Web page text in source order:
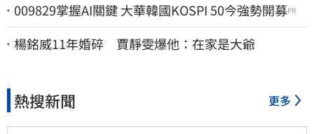
009829掌握AI關鍵 大華韓國KOSPI 50今強勢開募PR
楊銘威11年婚碎 賈靜雯爆他：在家是大爺
熱搜新聞 更多